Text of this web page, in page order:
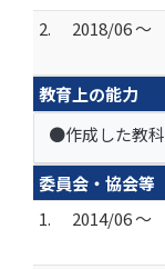
2.
2018/06 ～
教育上の能力
●作成した教
委員会・協会等
1.
2014/06 ～